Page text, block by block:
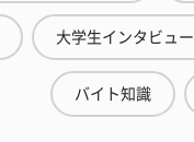
大学生インタビュー
バイト知識